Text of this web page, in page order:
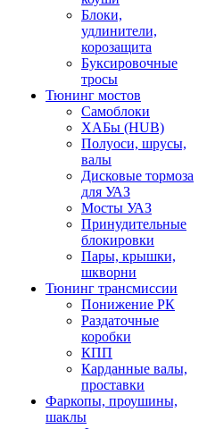
Блоки,
удлинители,
корозащита
Буксировочные
тросы
Тюнинг мостов
Самоблоки
ХАБы (HUB)
Полуоси, шрусы,
валы
Дисковые тормоза
для УАЗ
Мосты УАЗ
Принудительные
блокировки
Пары, крышки,
шкворни
Тюнинг трансмиссии
Понижение РК
Раздаточные
коробки
КПП
Карданные валы,
проставки
Фаркопы, проушины,
шаклы